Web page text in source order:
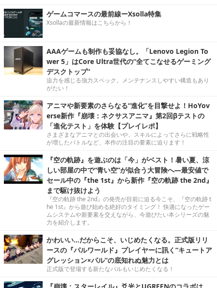
ゲームコマースの最前線ーXsolla特集
Xsollaの最新情報はこちらから！
AAAゲームも制作も妥協なし。「Lenovo Legion To
wer 5」はCore Ultra世代の“全てこなせるゲーミング
デスクトップ”
迫力を感じる強力スペック。メンテナンスしやすい構造もあり
がたい！
アニマや新要素のさらなる“進化”を目撃せよ！HoYov
erse新作『崩壊：ネクサスアニマ』第2回βテストの
「進化テスト」を体験【プレイレポ】
さまざまなアニマとの出会いや、スキルによってさらに戦略性
が増したバトルなど、本作の注目の要素に迫ります！
『空の軌跡』を遊ぶのは「今」がベスト！暑い夏、涼
しい部屋の中で“青い空”が似合う大冒険へ―最安値で
セール中の『the 1st』から新作『空の軌跡 the 2nd』
まで駆け抜けよう
『空の軌跡 the 2nd』の発売が目前に迫る今こそ、『空の軌跡 t
he 1st』から遊び始める絶好のタイミング！ 快適になったゲー
ムシステムや新要素を交えながら、今遊びたい本シリーズの魅
力を紹介します。
かわいい…だからこそ、いじめたくなる。正式版リリ
ースの『パルワールド』プレイヤーに訊く“キュートア
グレッション×パル”の底知れぬ魅力とは
正式版で登場する新たなパルもいじめたくなる！